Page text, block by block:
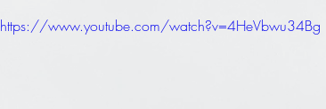
https://www.youtube.com/watch?v=4HeVbwu34Bg